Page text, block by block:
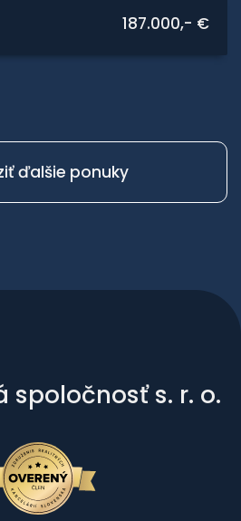
187.000,- €
ďalšie ponuky
spoločnosť s. r. o.